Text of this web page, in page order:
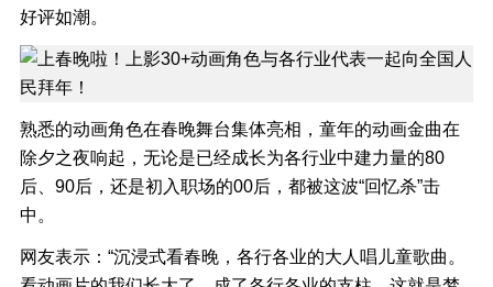
好评如潮。
熟悉的动画角色在春晚舞台集体亮相，童年的动画金曲在
除夕之夜响起，无论是已经成长为各行业中建力量的80
后、90后，还是初入职场的00后，都被这波“回忆杀”击
中。
网友表示：“沉浸式看春晚，各行各业的大人唱儿童歌曲。